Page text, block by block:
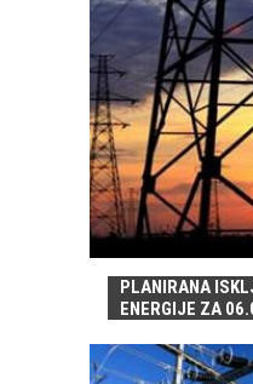
PLANIRANA
ENERGIJE ZA